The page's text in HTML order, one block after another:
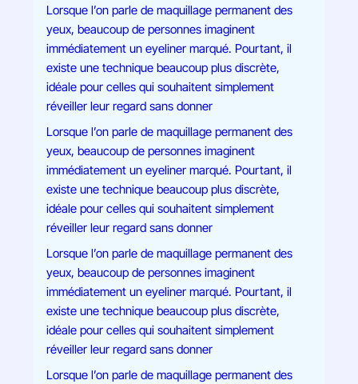
Lorsque l’on parle de maquillage permanent des
yeux, beaucoup de personnes imaginent
immédiatement un eyeliner marqué. Pourtant, il
existe une technique beaucoup plus discrète,
idéale pour celles qui souhaitent simplement
réveiller leur regard sans donner
Lorsque l’on parle de maquillage permanent des
yeux, beaucoup de personnes imaginent
immédiatement un eyeliner marqué. Pourtant, il
existe une technique beaucoup plus discrète,
idéale pour celles qui souhaitent simplement
réveiller leur regard sans donner
Lorsque l’on parle de maquillage permanent des
yeux, beaucoup de personnes imaginent
immédiatement un eyeliner marqué. Pourtant, il
existe une technique beaucoup plus discrète,
idéale pour celles qui souhaitent simplement
réveiller leur regard sans donner
Lorsque l’on parle de maquillage permanent des